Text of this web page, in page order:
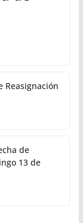
Reasignación
de
13 de